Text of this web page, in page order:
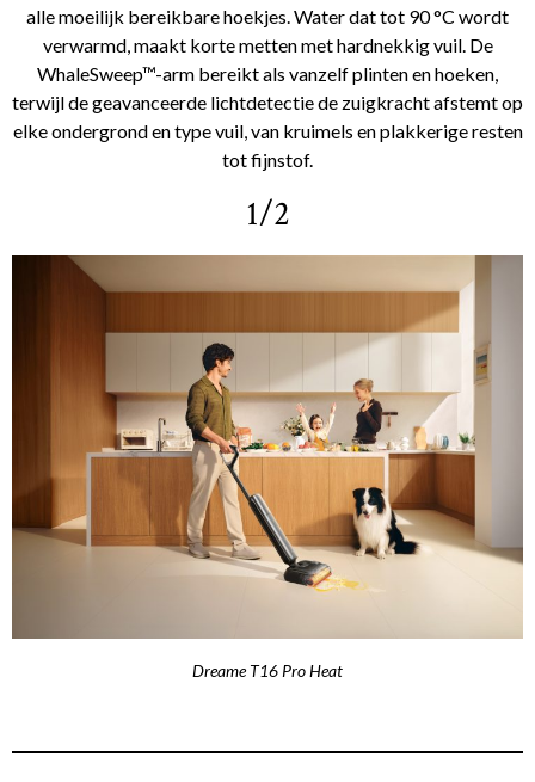
alle moeilijk bereikbare hoekjes. Water dat tot 90 °C wordt
verwarmd, maakt korte metten met hardnekkig vuil. De
WhaleSweep™-arm bereikt als vanzelf plinten en hoeken,
terwijl de geavanceerde lichtdetectie de zuigkracht afstemt op
elke ondergrond en type vuil, van kruimels en plakkerige resten
tot fijnstof.
1/2
Dreame T16 Pro Heat